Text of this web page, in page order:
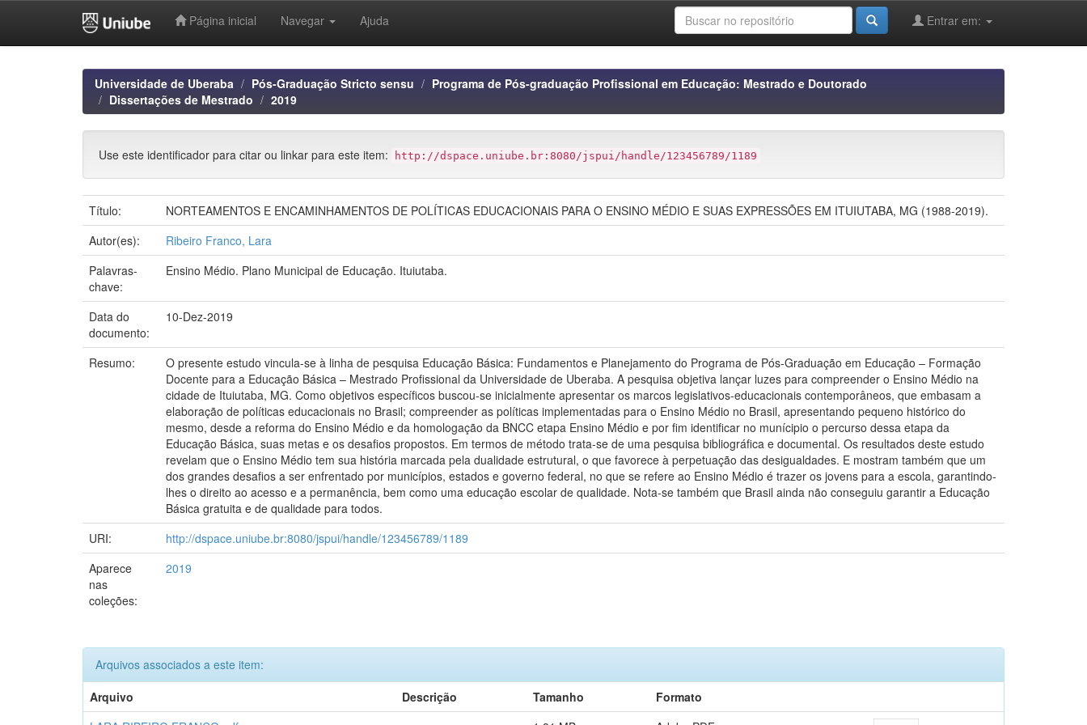
Página inicial Navegar Ajuda Entrar em:
Universidade de Uberaba Pós-Graduação Stricto sensu
Programa de Pós-graduação Profissional em Educação: Mestrado e Doutorado
Dissertações de Mestrado
2019
Use este identificador para citar ou linkar para este item: http://dspace.uniube.br:8080/jspui/handle/123456789/1189
Título:
NORTEAMENTOS E ENCAMINHAMENTOS DE POLÍTICAS EDUCACIONAIS PARA O ENSINO MÉDIO E SUAS EXPRESSÕES EM ITUIUTABA, MG (1988-2019).
Autor(es):
Ribeiro Franco, Lara
Palavras-
chave:
Ensino Médio. Plano Municipal de Educação. Ituiutaba.
Data do
documento:
10-Dez-2019
Resumo:
O presente estudo vincula-se à linha de pesquisa Educação Básica: Fundamentos e Planejamento do Programa de Pós-Graduação em Educação – Formação
Docente para a Educação Básica – Mestrado Profissional da Universidade de Uberaba. A pesquisa objetiva lançar luzes para compreender o Ensino Médio na
cidade de Ituiutaba, MG. Como objetivos específicos buscou-se inicialmente apresentar os marcos legislativos-educacionais contemporâneos, que embasam a
elaboração de políticas educacionais no Brasil; compreender as políticas implementadas para o Ensino Médio no Brasil, apresentando pequeno histórico do
mesmo, desde a reforma do Ensino Médio e da homologação da BNCC etapa Ensino Médio e por fim identificar no munícipio o percurso dessa etapa da
Educação Básica, suas metas e os desafios propostos. Em termos de método trata-se de uma pesquisa bibliográfica e documental. Os resultados deste estudo
revelam que o Ensino Médio tem sua história marcada pela dualidade estrutural, o que favorece à perpetuação das desigualdades. E mostram também que um
dos grandes desafios a ser enfrentado por municípios, estados e governo federal, no que se refere ao Ensino Médio é trazer os jovens para a escola, garantindo-
lhes o direito ao acesso e a permanência, bem como uma educação escolar de qualidade. Nota-se também que Brasil ainda não conseguiu garantir a Educação
Básica gratuita e de qualidade para todos.
URI:
http://dspace.uniube.br:8080/jspui/handle/123456789/1189
Aparece
nas
coleções:
2019
Arquivos associados a este item:
Arquivo
Descrição Tamanho
Formato